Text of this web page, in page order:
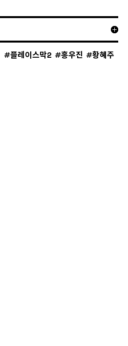
플레이스막2 홍우진 황혜주